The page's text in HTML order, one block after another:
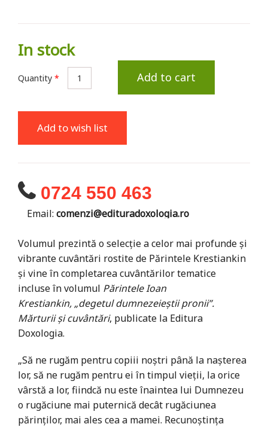
In stock
Quantity * Add to cart
Add to wish list
0724 550 463
Email: comenzi@edituradoxologia.ro
Volumul prezintă o selecție a celor mai profunde și
vibrante cuvântări rostite de Părintele Krestiankin
și vine în completarea cuvântărilor tematice
incluse în volumul Părintele Ioan
Krestiankin, „degetul dumnezeieștii pronii”.
Mărturii și cuvântări, publicate la Editura
Doxologia.
„Să ne rugăm pentru copiii noștri până la nașterea
lor, să ne rugăm pentru ei în timpul vieții, la orice
vârstă a lor, fiindcă nu este înaintea lui Dumnezeu
o rugăciune mai puternică decât rugăciunea
părinților, mai ales cea a mamei. Recunoștința